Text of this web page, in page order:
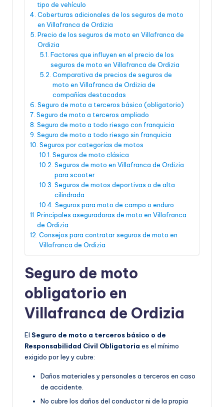
tipo de vehículo
Coberturas adicionales de los seguros de moto
en Villafranca de Ordizia
Precio de los seguros de moto en Villafranca de
Ordizia
Factores que influyen en el precio de los
seguros de moto en Villafranca de Ordizia
Comparativa de precios de seguros de
moto en Villafranca de Ordizia de
compañías destacadas
Seguro de moto a terceros básico (obligatorio)
Seguro de moto a terceros ampliado
Seguro de moto a todo riesgo con franquicia
Seguro de moto a todo riesgo sin franquicia
Seguros por categorías de motos
Seguros de moto clásica
Seguros de moto en Villafranca de Ordizia
para scooter
Seguros de motos deportivas o de alta
cilindrada
Seguros para moto de campo o enduro
Principales aseguradoras de moto en Villafranca
de Ordizia
Consejos para contratar seguros de moto en
Villafranca de Ordizia
Seguro de moto
obligatorio en
Villafranca de Ordizia
El Seguro de moto a terceros básico o de
Responsabilidad Civil Obligatoria es el mínimo
exigido por ley y cubre:
Daños materiales y personales a terceros en caso
de accidente.
No cubre los daños del conductor ni de la propia